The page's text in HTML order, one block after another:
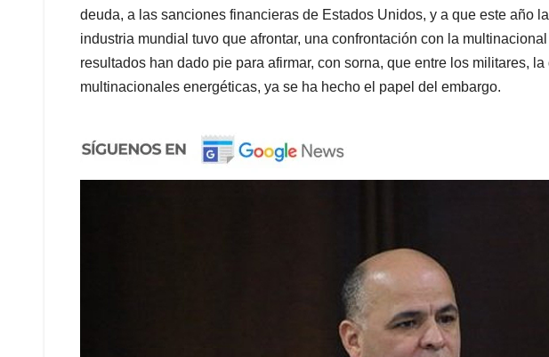
deuda, a las sanciones financieras de Estados Unidos, y a que este año
industria mundial tuvo que afrontar, una confrontación con la
resultados han dado pie para afirmar, con sorna, que entre los militares,
multinacionales energéticas, ya se ha hecho el papel del embargo.